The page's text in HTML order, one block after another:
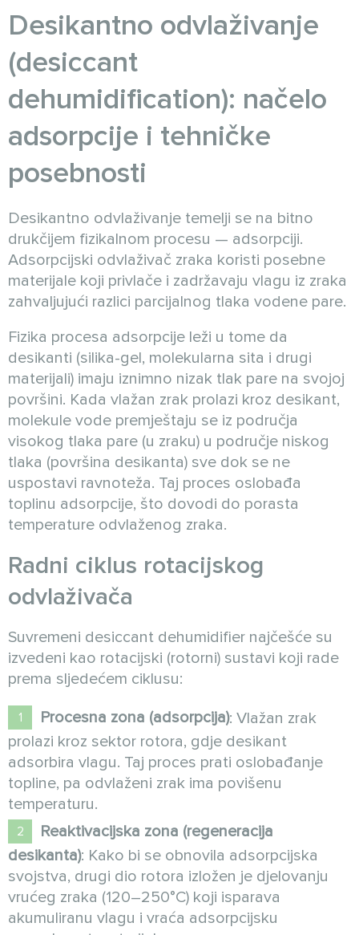
Desikantno odvlaživanje
(desiccant
dehumidification): načelo
adsorpcije i tehničke
posebnosti
Desikantno odvlaživanje temelji se na bitno
drukčijem fizikalnom procesu — adsorpciji.
Adsorpcijski odvlaživač zraka koristi posebne
materijale koji privlače i zadržavaju vlagu iz zraka
zahvaljujući razlici parcijalnog tlaka vodene pare.
Fizika procesa adsorpcije leži u tome da
desikanti (silika-gel, molekularna sita i drugi
materijali) imaju iznimno nizak tlak pare na svojoj
površini. Kada vlažan zrak prolazi kroz desikant,
molekule vode premještaju se iz područja
visokog tlaka pare (u zraku) u područje niskog
tlaka (površina desikanta) sve dok se ne
uspostavi ravnoteža. Taj proces oslobađa
toplinu adsorpcije, što dovodi do porasta
temperature odvlaženog zraka.
Radni ciklus rotacijskog
odvlaživača
Suvremeni desiccant dehumidifier najčešće su
izvedeni kao rotacijski (rotorni) sustavi koji rade
prema sljedećem ciklusu:
Procesna zona (adsorpcija): Vlažan zrak
prolazi kroz sektor rotora, gdje desikant
adsorbira vlagu. Taj proces prati oslobađanje
topline, pa odvlaženi zrak ima povišenu
temperaturu.
Reaktivacijska zona (regeneracija
desikanta): Kako bi se obnovila adsorpcijska
svojstva, drugi dio rotora izložen je djelovanju
vrućeg zraka (120–250°C) koji isparava
akumuliranu vlagu i vraća adsorpcijsku